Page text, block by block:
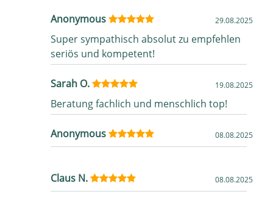
Anonymous 29.08.2025
Super sympathisch absolut zu empfehlen
seriös und kompetent!
Sarah O. 19.08.2025
Beratung fachlich und menschlich top!
Anonymous 08.08.2025
Claus N. 08.08.2025